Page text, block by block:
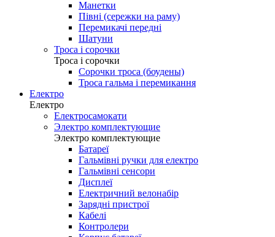
Манетки
Півні (сережки на раму)
Перемикачі передні
Шатуни
Троса і сорочки
Троса і сорочки
Сорочки троса (боудены)
Троса гальма і перемикання
Електро
Електро
Електросамокати
Электро комплектующие
Электро комплектующие
Батареї
Гальмівні ручки для електро
Гальмівні сенсори
Дисплеї
Електричний велонабір
Зарядні пристрої
Кабелі
Контролери